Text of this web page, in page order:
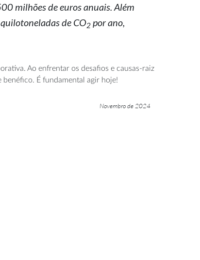
milhões de euros anuais. Além
de CO2 por ano,
Ao enfrentar os desafios e causas-raiz
É fundamental agir hoje!
Novembro de 2024